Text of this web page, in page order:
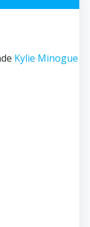
Kylie Minogue